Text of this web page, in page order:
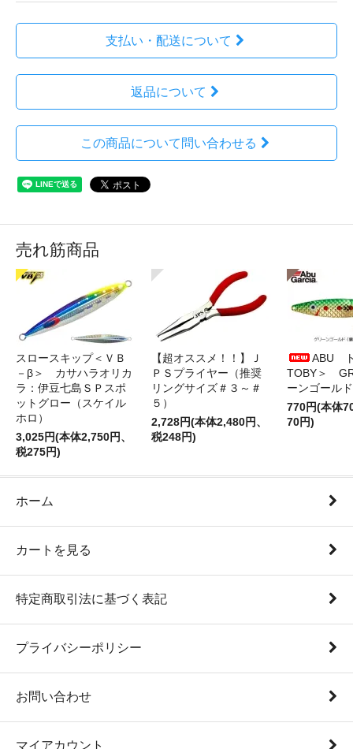
支払い・配送について
返品について
この商品について問い合わせる
売れ筋商品
スロースキップ＜ＶＢ
－β＞ カサハラオリカ
ラ：伊豆七島ＳＰスポ
ットグロー（スケイル
ホロ）
3,025円(本体2,750円、
税275円)
【超オススメ！！】Ｊ
ＰＳプライヤー（推奨
リングサイズ＃３～＃
５）
2,728円(本体2,480円、
税248円)
ABU
TOBY＞
ーンゴールド
770円(本体
70円)
ホーム
カートを見る
特定商取引法に基づく表記
プライバシーポリシー
お問い合わせ
マイアカウント